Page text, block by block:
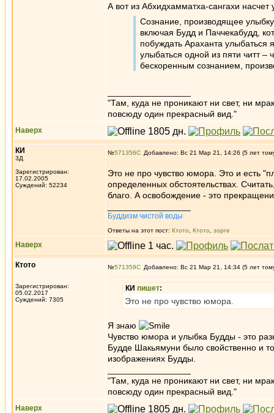
А вот из Абхидхамматха-сангахи
Сознание, производящее улыбку
включая Будд и Паччекабудд,
побуждать Араханта
улыбаться одной из пяти читт
бескоренным сознанием,
"Там, куда не проникают ни свет, ни
повсюду один прекрасный вид."
Наверх
КИ
3Д
Зарегистрирован:
17.02.2005
Суждений: 52234
№571356 Добавлено: Вс 21 Мар 21, 14:26 (5 лет
Это не про чувство юмора. Это и есть
определенных обстоятельствах.
благо. А освобождение - это
Буддизм чистой воды
Ответы на этот пост: Ктото Ктото зорге
Наверх
Ктото
Зарегистрирован:
05.02.2017
Суждений: 7305
№571359 Добавлено: Вс 21 Мар 21, 14:34 (5 лет
КИ пишет:
Это не про чувство юмора.
Я знаю
Чувство юмора и улыбка Будды - это
Будде Шакьямуни было свойственно и
изображениях Будды.
"Там, куда не проникают ни свет, ни
повсюду один прекрасный вид."
Наверх